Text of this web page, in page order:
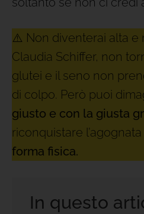
⚠️ Non diventerai alta e
Claudia Schiffer, non
glutei e il seno non
di colpo. Però puoi
giusto e con la giusta
riconquistare
forma fisica.
In questo